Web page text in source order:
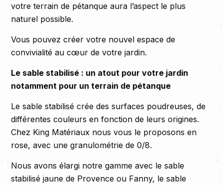
votre terrain de pétanque aura l’aspect le plus
naturel possible.
Vous pouvez créer votre nouvel espace de
convivialité au cœur de votre jardin.
Le sable stabilisé : un atout pour votre jardin
notamment pour un terrain de pétanque
Le sable stabilisé crée des surfaces poudreuses, de
différentes couleurs en fonction de leurs origines.
Chez King Matériaux nous vous le proposons en
rose, avec une granulométrie de 0/8.
Nous avons élargi notre gamme avec le sable
stabilisé jaune de Provence ou Fanny, le sable